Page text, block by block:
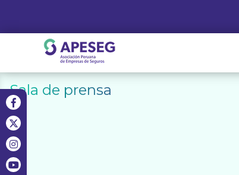
content
APESEG
Sala de prensa